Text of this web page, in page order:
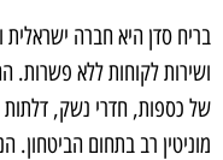
בריח סדן היא חברה
ושירות לקוחות ללא פשרות.
של כספות, חדרי נשק, דלתות
מוניטין רב בתחום הביטחון.